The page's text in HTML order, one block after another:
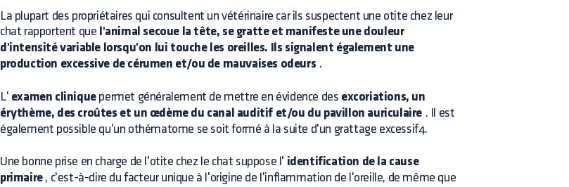
La plupart des propriétaires qui consultent un vétérinaire car ils suspectent une otite chez leur
chat rapportent que l'animal secoue la tête, se gratte et manifeste une douleur
d'intensité variable lorsqu'on lui touche les oreilles. Ils signalent également une
production excessive de cérumen et/ou de mauvaises odeurs .
L' examen cliniquepermet généralement de mettre en évidence des excoriations, un
érythème, des croûtes et un œdème du canal auditif et/ou du pavillon auriculaire . Il est
également possible qu'un othématome se soit formé à la suite d'un grattage excessif4.
Une bonne prise en charge de l'otite chez le chat suppose l' identification de la cause
primaire, c'est-à-dire du facteur unique à l'origine de l'inflammation de l'oreille, de même que